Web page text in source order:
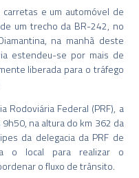
e um automóvel de
um trecho da BR-242, no
na manhã deste
estendeu-se por mais de
liberada para o tráfego
Rodoviária Federal (PRF), a
na altura do km 362 da
da delegacia da PRF de
o local para realizar o
o fluxo de trânsito.